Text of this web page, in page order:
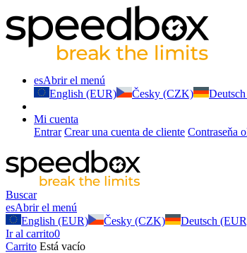
esAbrir el menú
English (EUR)
Česky (CZK)
Mi cuenta
Entrar Crear una cuenta de cliente Contraseňa
Buscar
esAbrir el menú
English (EUR)
Česky (CZK) Deutsch
Ir al carrito0
Carrito Está vacío